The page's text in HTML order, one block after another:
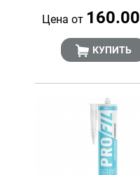
Цена от 160.00
КУПИТЬ